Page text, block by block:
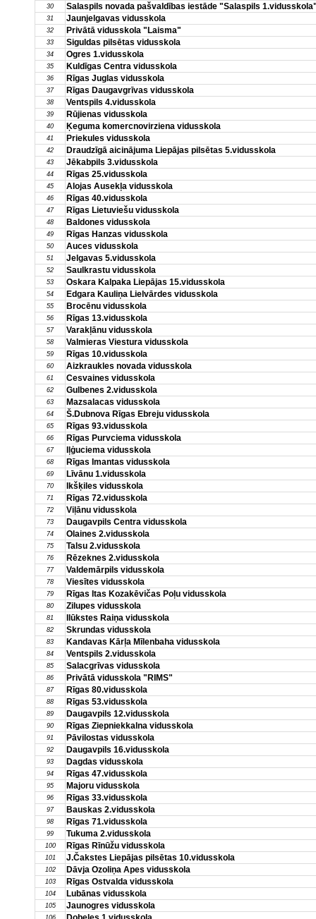
30 Salaspils novada pašvaldības iestāde "Salaspils
31 Jaunjelgavas vidusskola
32 Privātā vidusskola "Laisma"
33 Siguldas pilsētas vidusskola
34 Ogres 1.vidusskola
35 Kuldīgas Centra vidusskola
36 Rīgas Juglas vidusskola
37 Rīgas Daugavgrīvas vidusskola
38 Ventspils 4.vidusskola
39 Rūjienas vidusskola
40 Ķeguma komercnovirziena vidusskola
41 Priekules vidusskola
42 Draudzīgā aicinājuma Liepājas pilsētas 5.vidusskola
43 Jēkabpils 3.vidusskola
44 Rīgas 25.vidusskola
45 Alojas Ausekļa vidusskola
46 Rīgas 40.vidusskola
47 Rīgas Lietuviešu vidusskola
48 Baldones vidusskola
49 Rīgas Hanzas vidusskola
50 Auces vidusskola
51 Jelgavas 5.vidusskola
52 Saulkrastu vidusskola
53 Oskara Kalpaka Liepājas 15.vidusskola
54 Edgara Kauliņa Lielvārdes vidusskola
55 Brocēnu vidusskola
56 Rīgas 13.vidusskola
57 Varakļānu vidusskola
58 Valmieras Viestura vidusskola
59 Rīgas 10.vidusskola
60 Aizkraukles novada vidusskola
61 Cesvaines vidusskola
62 Gulbenes 2.vidusskola
63 Mazsalacas vidusskola
64 Š.Dubnova Rīgas Ebreju vidusskola
65 Rīgas 93.vidusskola
66 Rīgas Purvciema vidusskola
67 Iļģuciema vidusskola
68 Rīgas Imantas vidusskola
69 Līvānu 1.vidusskola
70 Ikšķiles vidusskola
71 Rīgas 72.vidusskola
72 Viļānu vidusskola
73 Daugavpils Centra vidusskola
74 Olaines 2.vidusskola
75 Talsu 2.vidusskola
76 Rēzeknes 2.vidusskola
77 Valdemārpils vidusskola
78 Viesītes vidusskola
79 Rīgas Itas Kozakēvičas Poļu vidusskola
80 Zilupes vidusskola
81 Ilūkstes Raiņa vidusskola
82 Skrundas vidusskola
83 Kandavas Kārļa Mīlenbaha vidusskola
84 Ventspils 2.vidusskola
85 Salacgrīvas vidusskola
86 Privātā vidusskola "RIMS"
87 Rīgas 80.vidusskola
88 Rīgas 53.vidusskola
89 Daugavpils 12.vidusskola
90 Rīgas Ziepniekkalna vidusskola
91 Pāvilostas vidusskola
92 Daugavpils 16.vidusskola
93 Dagdas vidusskola
94 Rīgas 47.vidusskola
95 Majoru vidusskola
96 Rīgas 33.vidusskola
97 Bauskas 2.vidusskola
98 Rīgas 71.vidusskola
99 Tukuma 2.vidusskola
100 Rīgas Rīnūžu vidusskola
101 J.Čakstes Liepājas pilsētas 10.vidusskola
102 Dāvja Ozoliņa Apes vidusskola
103 Rīgas Ostvalda vidusskola
104 Lubānas vidusskola
105 Jaunogres vidusskola
106